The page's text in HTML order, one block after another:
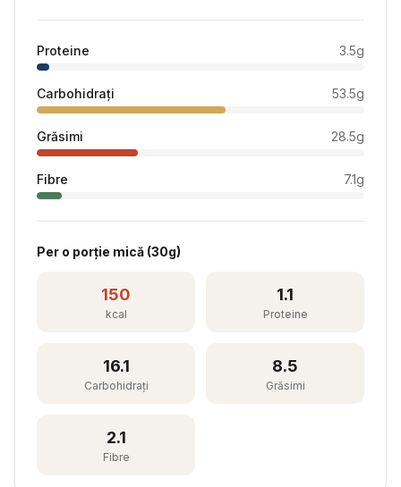
Proteine 3.5g
Carbohidrați 53.5g
Grăsimi 28.5g
Fibre 7.1g
Per o porție mică (30g)
150
kcal
1.1
Proteine
16.1
Carbohidrați
8.5
Grăsimi
2.1
Fibre